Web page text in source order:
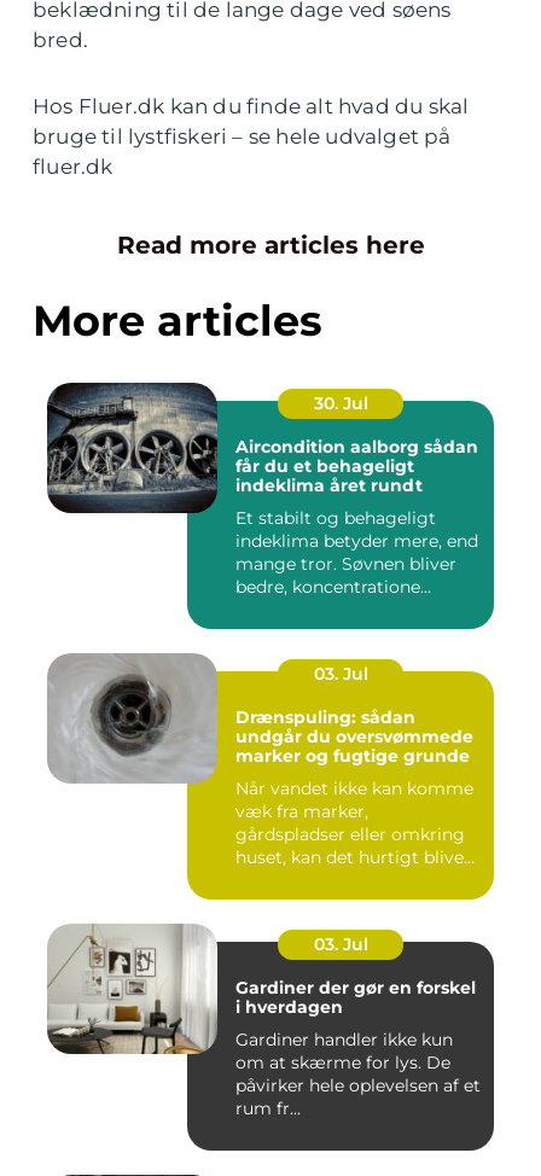
beklædning til de lange dage ved søens
bred.
Hos Fluer.dk kan du finde alt hvad du skal
bruge til lystfiskeri – se hele udvalget på
fluer.dk
Read more articles here
More articles
30. Jul
Aircondition aalborg sådan
får du et behageligt
indeklima året rundt
Et stabilt og behageligt
indeklima betyder mere, end
mange tror. Søvnen bliver
bedre, koncentratione...
03. Jul
Drænspuling: sådan
undgår du oversvømmede
marker og fugtige grunde
Når vandet ikke kan komme
væk fra marker,
gårdspladser eller omkring
huset, kan det hurtigt blive
03. Jul
Gardiner der gør en forskel
i hverdagen
Gardiner handler ikke kun
om at skærme for lys. De
påvirker hele oplevelsen af et
rum fr...